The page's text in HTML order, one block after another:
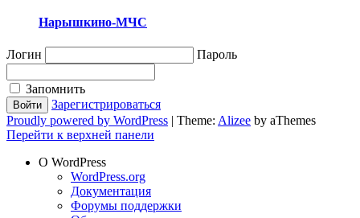
Нарышкино-МЧС
Логин Пароль
Запомнить
Зарегистрироваться
Proudly powered by WordPress | Theme: Alizee by aThemes
Перейти к верхней панели
О WordPress
WordPress.org
Документация
Форумы поддержки